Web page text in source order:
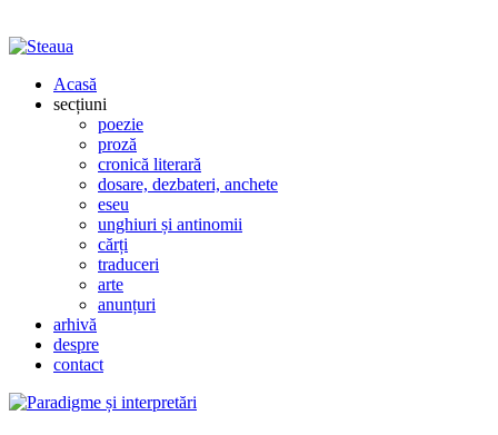
Acasă
secțiuni
poezie
proză
cronică literară
dosare, dezbateri, anchete
eseu
unghiuri și antinomii
cărți
traduceri
arte
anunțuri
arhivă
despre
contact